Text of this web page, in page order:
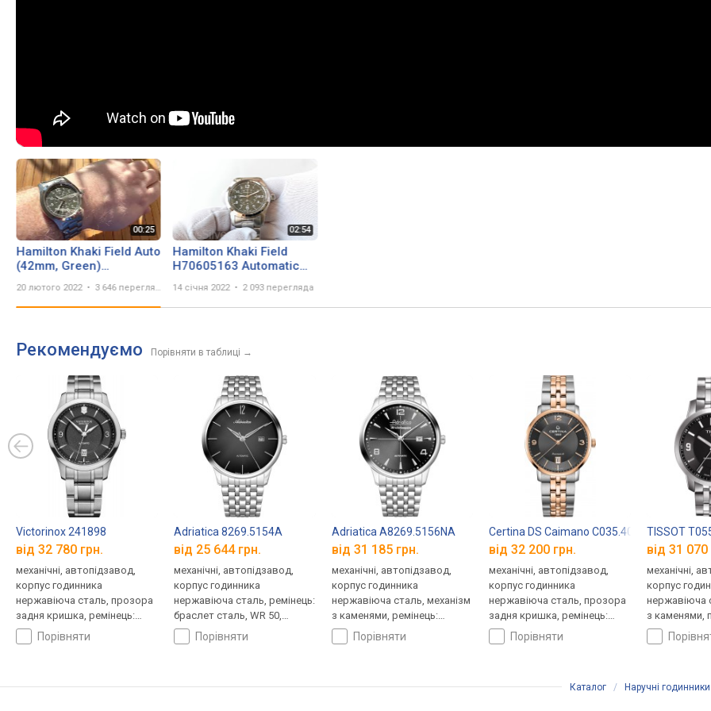
Hamilton Khaki Field Auto
(42mm, Green)
20 лютого 2022 3 646 переглядів
Hamilton Khaki Field
H70605163 Automatic
Швейцарские Часы
Хэмилтон Механика
14 січня 2022 2 093 перегляда
Рекомендуємо Порівняти в таблиці →
Victorinox 241898
від 32 780 грн.
механічні, автопідзавод,
корпус годинника
нержавіюча сталь, прозора
задня кришка, ремінець:
браслет сталь, WR 100,
Швейцарія
порівняти
Adriatica 8269.5154A
від 25 644 грн.
механічні, автопідзавод,
корпус годинника
нержавіюча сталь, ремінець:
браслет сталь, WR 50,
Швейцаріяпорівняти
Adriatica A8269.5156NA
від 31 185 грн.
механічні, автопідзавод,
корпус годинника
нержавіюча сталь, механізм
з каменями, ремінець:
браслет сталь, WR 50,
Швейцарія
порівняти
Certina DS Caimano C035.407.22.087.01
від 32 200 грн.
механічні, автопідзавод,
корпус годинника
нержавіюча сталь, прозора
задня кришка, ремінець:
браслет сталь, WR 100,
Швейцарія
порівняти
TISSOT
від 31 070
механічні,
корпус
нержавіюча
з каменями,
кришка,
сталь, WR
Каталог / Наручні годинники